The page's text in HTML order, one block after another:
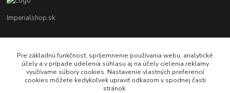
Imperialshop.sk
Pon-Pia 7 - 17 ; Sobota 8 - 12
obchod@imperialshop.sk
Pre základnú funkčnosť, spríjemnenie používania webu, analytické
účely a v prípade udelenia súhlasu aj na účely cielenia reklamy
využívame súbory cookies. Nastavenie vlastných preferencií
cookies môžete kedykoľvek upraviť odkazom v spodnej časti
stránok.